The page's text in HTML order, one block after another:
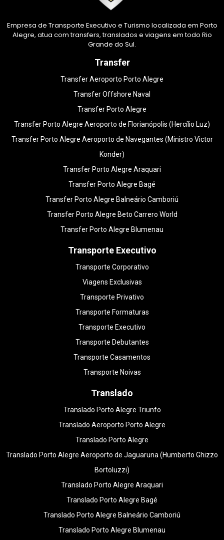
Empresa de Transporte Executivo e Turismo localizada em Porto
Alegre, atua com transfers, translados e viagens em todo Rio
Grande do Sul.
Transfer
Transfer Aeroporto Porto Alegre
Transfer Offshore Naval
Transfer Porto Alegre
Transfer Porto Alegre Aeroporto de Florianópolis (Hercílio Luz)
Transfer Porto Alegre Aeroporto de Navegantes (Ministro Victor
Konder)
Transfer Porto Alegre Araquari
Transfer Porto Alegre Bagé
Transfer Porto Alegre Balneário Camboriú
Transfer Porto Alegre Beto Carrero World
Transfer Porto Alegre Blumenau
Transporte Executivo
Transporte Corporativo
Viagens Exclusivas
Transporte Privativo
Transporte Formaturas
Transporte Executivo
Transporte Debutantes
Transporte Casamentos
Transporte Noivas
Translado
Translado Porto Alegre Triunfo
Translado Aeroporto Porto Alegre
Translado Porto Alegre
Translado Porto Alegre Aeroporto de Jaguaruna (Humberto Ghizzo
Bortoluzzi)
Translado Porto Alegre Araquari
Translado Porto Alegre Bagé
Translado Porto Alegre Balneário Camboriú
Translado Porto Alegre Blumenau